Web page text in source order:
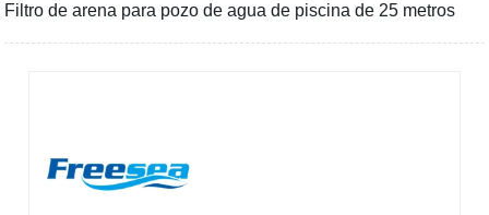
Filtro de arena para pozo de agua de piscina de 25 metros